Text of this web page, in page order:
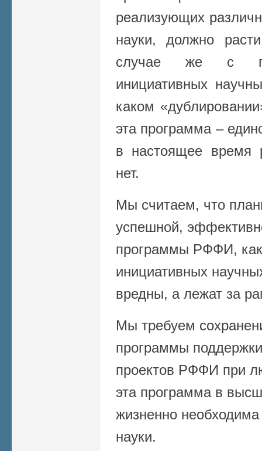
реализующих
науки, должно
случае же с
инициативных
каком
эта программа –
в настоящее время
нет.
Мы считаем, что
успешной,
программы РФФИ,
инициативных
вредны, а лежат за
Мы требуем
программы
проектов РФФИ при
эта программа в
жизненно
науки.